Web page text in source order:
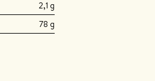
2,1 g
78 g